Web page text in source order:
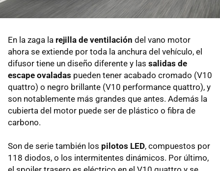
En la zaga la rejilla de ventilación del vano motor
ahora se extiende por toda la anchura del vehículo, el
difusor tiene un diseño diferente y las salidas de
escape ovaladas pueden tener acabado cromado (V10
quattro) o negro brillante (V10 performance quattro), y
son notablemente más grandes que antes. Además la
cubierta del motor puede ser de plástico o fibra de
carbono.
Son de serie también los pilotos LED, compuestos por
118 diodos, o los intermitentes dinámicos. Por último,